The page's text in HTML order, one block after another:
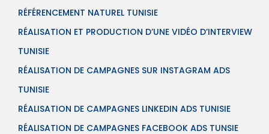
RÉFÉRENCEMENT NATUREL TUNISIE
RÉALISATION ET PRODUCTION D’UNE VIDÉO D’INTERVIEW
TUNISIE
RÉALISATION DE CAMPAGNES SUR INSTAGRAM ADS
TUNISIE
RÉALISATION DE CAMPAGNES LINKEDIN ADS TUNISIE
RÉALISATION DE CAMPAGNES FACEBOOK ADS TUNSIE